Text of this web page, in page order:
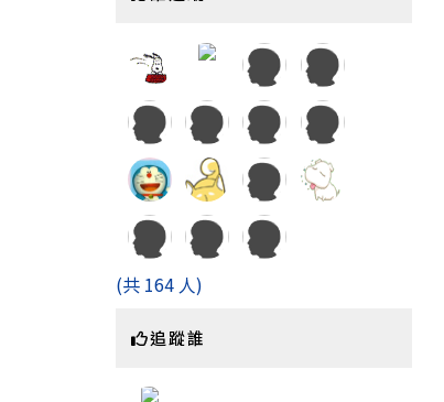
(共 164 人)
追蹤誰